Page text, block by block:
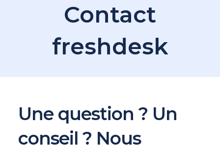
Contact
freshdesk
Une question ? Un
conseil ? Nous